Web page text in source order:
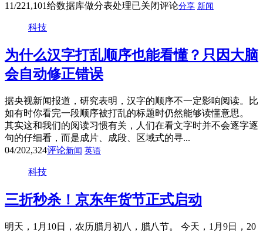
11/221,101给数据库做分表处理已关闭评论分享 新闻
科技
为什么汉字打乱顺序也能看懂？只因大脑
会自动修正错误
据央视新闻报道，研究表明，汉字的顺序不一定影响阅读。比
如有时你看完一段顺序被打乱的标题时仍然能够读懂意思。
其实这和我们的阅读习惯有关，人们在看文字时并不会逐字逐
句的仔细看，而是成片、成段、区域式的寻...
04/202,324评论新闻 英语
科技
三折秒杀！京东年货节正式启动
明天，1月10日，农历腊月初八，腊八节。 今天，1月9日，20